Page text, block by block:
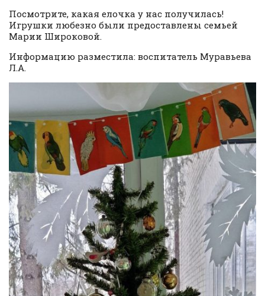
Посмотрите, какая елочка у нас получилась!
Игрушки любезно были предоставлены семьей
Марии Широковой.
Информацию разместила: воспитатель Муравьева
Л.А.